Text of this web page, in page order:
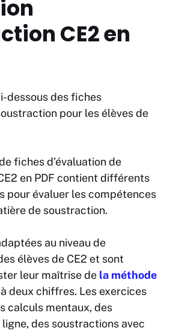
CE2 en
dessous des fiches
pour les élèves de
fiches d’évaluation de
en PDF contient différents
pour évaluer les compétences
de soustraction.
au niveau de
élèves de CE2 et sont
leur maîtrise de la méthode
à deux chiffres. Les exercices
calculs mentaux, des
des soustractions avec